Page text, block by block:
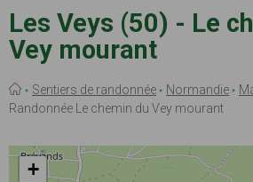
au
contenu
principal
Les Veys (50) - Le
Vey mourant
Fil
d'Ariane
Sentiers de randonnée Normandie
Randonnée Le chemin du Vey mourant
+